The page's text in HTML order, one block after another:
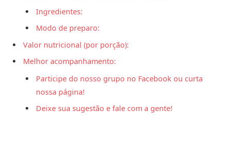
Ingredientes:
Modo de preparo:
Valor nutricional (por porção):
Melhor acompanhamento:
Participe do nosso grupo no Facebook ou curta
nossa página!
Deixe sua sugestão e fale com a gente!